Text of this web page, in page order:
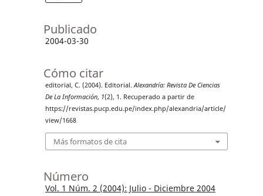
Publicado
2004-03-30
Cómo citar
editorial, C. (2004). Editorial.Alexandría: Revista De Ciencias
De La Información, 1(2), 1. Recuperado a partir de
https://revistas.pucp.edu.pe/index.php/alexandria/article/
view/1668
Más formatos de cita
Número
Vol. 1 Núm. 2 (2004): Julio - Diciembre 2004